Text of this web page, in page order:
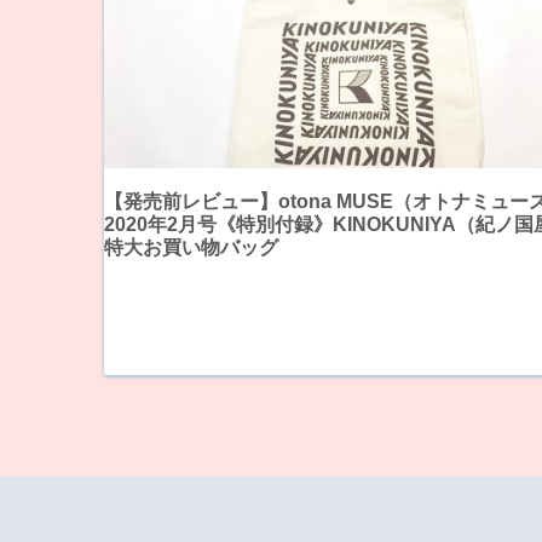
【発売前レビュー】otona MUSE（オトナミューズ
2020年2月号《特別付録》KINOKUNIYA（紀ノ国
特大お買い物バッグ